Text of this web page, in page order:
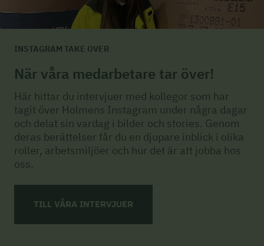
INSTAGRAM TAKE OVER
När våra medarbetare tar över!
Här hittar du intervjuer med kollegor som har
tagit över Holmens Instagram under några dagar
och delat sin vardag i bilder och stories. Genom
deras berättelser får du en djupare inblick i olika
roller, arbetsmiljöer och hur det är att jobba hos
oss.
TILL VÅRA INTERVJUER